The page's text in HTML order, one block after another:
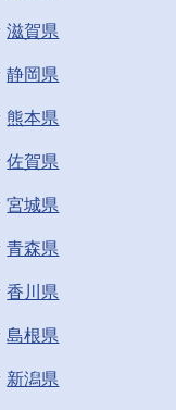
滋賀県
静岡県
熊本県
佐賀県
宮城県
青森県
香川県
島根県
新潟県